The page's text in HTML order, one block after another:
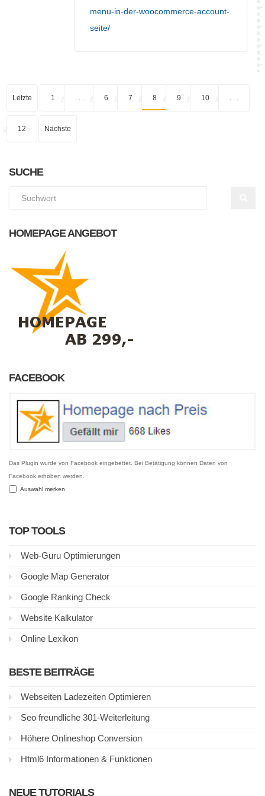
menu-in-der-woocommerce-account-
seite/
Letzte 1 6 7 8 9 10
12 Nächste
SUCHE
HOMEPAGE ANGEBOT
FACEBOOK
Das Plugin wurde von Facebook eingebettet. Bei Betätigung können Daten von
Facebook erhoben werden.
Auswahl merken
TOP TOOLS
Web-Guru Optimierungen
Google Map Generator
Google Ranking Check
Website Kalkulator
Online Lexikon
BESTE BEITRÄGE
Webseiten Ladezeiten Optimieren
Seo freundliche 301-Weiterleitung
Höhere Onlineshop Conversion
Html6 Informationen & Funktionen
NEUE TUTORIALS